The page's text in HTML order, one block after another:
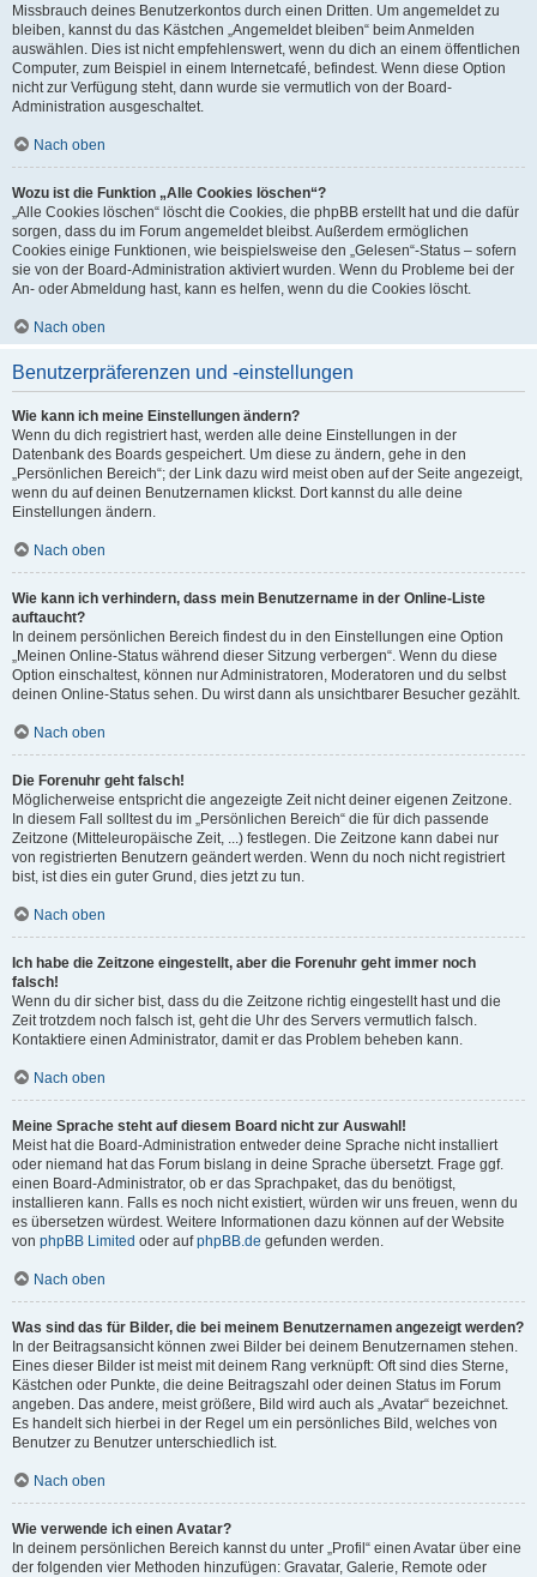
Missbrauch deines Benutzerkontos durch einen Dritten. Um angemeldet zu
bleiben, kannst du das Kästchen „Angemeldet bleiben“ beim Anmelden
auswählen. Dies ist nicht empfehlenswert, wenn du dich an einem öffentlichen
Computer, zum Beispiel in einem Internetcafé, befindest. Wenn diese Option
nicht zur Verfügung steht, dann wurde sie vermutlich von der Board-
Administration ausgeschaltet.
Nach oben
Wozu ist die Funktion „Alle Cookies löschen“?
„Alle Cookies löschen“ löscht die Cookies, die phpBB erstellt hat und die dafür
sorgen, dass du im Forum angemeldet bleibst. Außerdem ermöglichen
Cookies einige Funktionen, wie beispielsweise den „Gelesen“-Status – sofern
sie von der Board-Administration aktiviert wurden. Wenn du Probleme bei der
An- oder Abmeldung hast, kann es helfen, wenn du die Cookies löscht.
Nach oben
Benutzerpräferenzen und -einstellungen
Wie kann ich meine Einstellungen ändern?
Wenn du dich registriert hast, werden alle deine Einstellungen in der
Datenbank des Boards gespeichert. Um diese zu ändern, gehe in den
„Persönlichen Bereich“; der Link dazu wird meist oben auf der Seite angezeigt,
wenn du auf deinen Benutzernamen klickst. Dort kannst du alle deine
Einstellungen ändern.
Nach oben
Wie kann ich verhindern, dass mein Benutzername in der Online-Liste
auftaucht?
In deinem persönlichen Bereich findest du in den Einstellungen eine Option
„Meinen Online-Status während dieser Sitzung verbergen“. Wenn du diese
Option einschaltest, können nur Administratoren, Moderatoren und du selbst
deinen Online-Status sehen. Du wirst dann als unsichtbarer Besucher gezählt.
Nach oben
Die Forenuhr geht falsch!
Möglicherweise entspricht die angezeigte Zeit nicht deiner eigenen Zeitzone.
In diesem Fall solltest du im „Persönlichen Bereich“ die für dich passende
Zeitzone (Mitteleuropäische Zeit, ...) festlegen. Die Zeitzone kann dabei nur
von registrierten Benutzern geändert werden. Wenn du noch nicht registriert
bist, ist dies ein guter Grund, dies jetzt zu tun.
Nach oben
Ich habe die Zeitzone eingestellt, aber die Forenuhr geht immer noch
falsch!
Wenn du dir sicher bist, dass du die Zeitzone richtig eingestellt hast und die
Zeit trotzdem noch falsch ist, geht die Uhr des Servers vermutlich falsch.
Kontaktiere einen Administrator, damit er das Problem beheben kann.
Nach oben
Meine Sprache steht auf diesem Board nicht zur Auswahl!
Meist hat die Board-Administration entweder deine Sprache nicht installiert
oder niemand hat das Forum bislang in deine Sprache übersetzt. Frage ggf.
einen Board-Administrator, ob er das Sprachpaket, das du benötigst,
installieren kann. Falls es noch nicht existiert, würden wir uns freuen, wenn du
es übersetzen würdest. Weitere Informationen dazu können auf der Website
von phpBB Limited oder aufphpBB.de gefunden werden.
Nach oben
Was sind das für Bilder, die bei meinem Benutzernamen angezeigt werden?
In der Beitragsansicht können zwei Bilder bei deinem Benutzernamen stehen.
Eines dieser Bilder ist meist mit deinem Rang verknüpft: Oft sind dies Sterne,
Kästchen oder Punkte, die deine Beitragszahl oder deinen Status im Forum
angeben. Das andere, meist größere, Bild wird auch als „Avatar“ bezeichnet.
Es handelt sich hierbei in der Regel um ein persönliches Bild, welches von
Benutzer zu Benutzer unterschiedlich ist.
Nach oben
Wie verwende ich einen Avatar?
In deinem persönlichen Bereich kannst du unter „Profil“ einen Avatar über eine
der folgenden vier Methoden hinzufügen: Gravatar, Galerie, Remote oder